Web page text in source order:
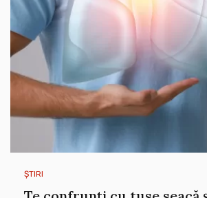
ȘTIRI